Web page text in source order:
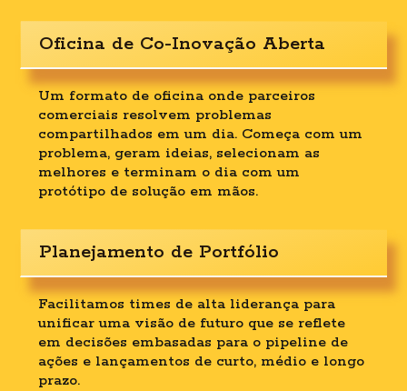
Oficina de Co-Inovação Aberta
Um formato de oficina onde parceiros
comerciais resolvem problemas
compartilhados em um dia. Começa com um
problema, geram ideias, selecionam as
melhores e terminam o dia com um
protótipo de solução em mãos.
Planejamento de Portfólio
Facilitamos times de alta liderança para
unificar uma visão de futuro que se reflete
em decisões embasadas para o pipeline de
ações e lançamentos de curto, médio e longo
prazo.